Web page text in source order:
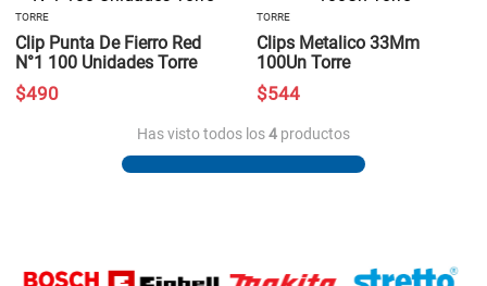
TORRE
Clip Punta De Fierro Red
N°1 100 Unidades Torre
$490
TORRE
Clips Metalico 33Mm
100Un Torre
$544
Has visto todos los4 productos